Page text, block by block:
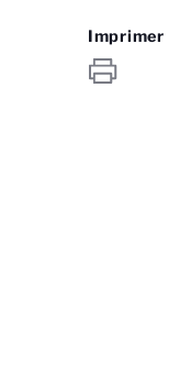
Imprimer